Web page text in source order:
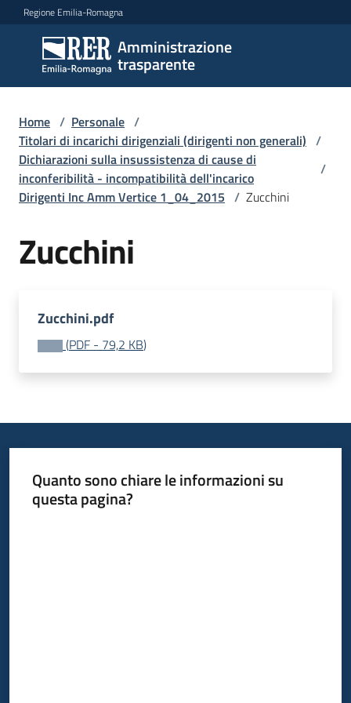
Vai al contenuto
Vai alla navigazione
Vai al footer
Regione Emilia-Romagna
Amministrazione
trasparente
Amministrazione
trasparente
Sottosezioni
Accesso
Home / Personale /
Titolari di incarichi dirigenziali (dirigenti non generali) /
Dichiarazioni sulla insussistenza di cause di
inconferibilità - incompatibilità dell'incarico
/
Dirigenti Inc Amm Vertice 1_04_2015 / Zucchini
Zucchini
Zucchini.pdf
(PDF - 79,2 KB)
Quanto sono chiare le informazioni su
questa pagina?